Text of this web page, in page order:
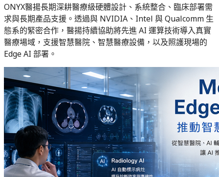
ONYX醫揚長期深耕醫療級硬體設計、系統整合、臨床部署需
求與長期產品支援。透過與 NVIDIA、Intel 與 Qualcomm 生
態系的緊密合作，醫揚持續協助將先進 AI 運算技術導入真實
醫療場域，支援智慧醫院、智慧醫療設備，以及照護現場的
Edge AI 部署。